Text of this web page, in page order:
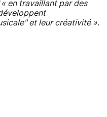
« en travaillant par des
et leur créativité ».